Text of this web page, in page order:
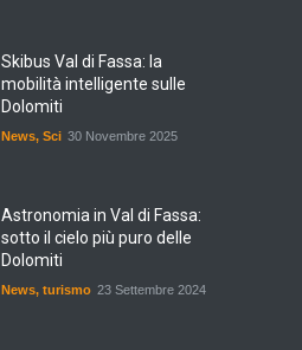
Skibus Val di Fassa: la
mobilità intelligente sulle
Dolomiti
News, Sci 30 Novembre 2025
Astronomia in Val di Fassa:
sotto il cielo più puro delle
Dolomiti
News, turismo 23 Settembre 2024